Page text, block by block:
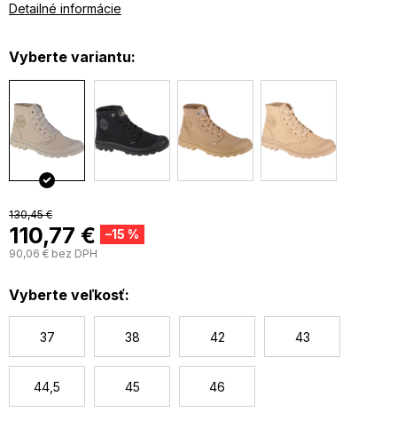
130,45 €
–15 %
110,77 €
90,06 € bez DPH
Vyberte veľkosť:
37 38 42 43
44,5 45 46
Pevná mezipodešev z
Detailné informácie
Vyberte variantu: